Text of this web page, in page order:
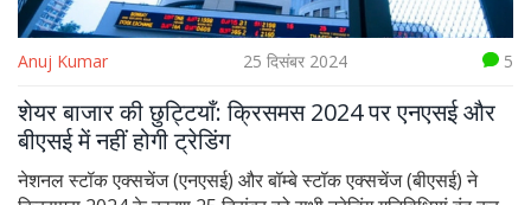
Anuj Kumar 25 दिसंबर 2024 5
शेयर बाजार की छुट्टियाँ: क्रिसमस 2024 पर एनएसई और
बीएसई में नहीं होगी ट्रेडिंग
नेशनल स्टॉक एक्सचेंज (एनएसई) और बॉम्बे स्टॉक एक्सचेंज (बीएसई) ने